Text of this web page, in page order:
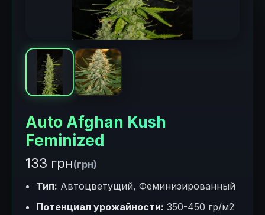
Auto Afghan Kush
Feminized
133 грн(грн)
Тип: Автоцветущий, Феминизированный
Потенциал урожайности: 350-450 гр/м2